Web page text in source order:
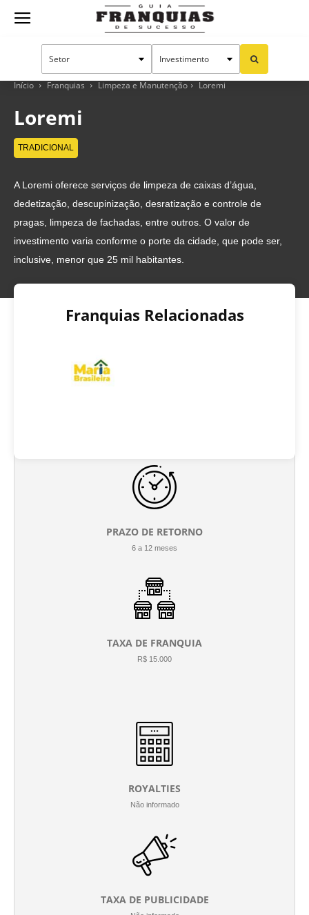
Guia
Franquias
Sucesso
Início Franquias Limpeza e Manutenção Loremi
Loremi
TRADICIONAL
A Loremi oferece serviços de limpeza de caixas d’água,
dedetização, descupinização, desratização e controle de
pragas, limpeza de fachadas, entre outros. O valor de
investimento varia conforme o porte da cidade, que pode ser,
inclusive, menor que 25 mil habitantes.
Franquias Relacionadas
PRAZO DE RETORNO
6 a 12 meses
TAXA DE FRANQUIA
R$ 15.000
ROYALTIES
Não informado
TAXA DE PUBLICIDADE